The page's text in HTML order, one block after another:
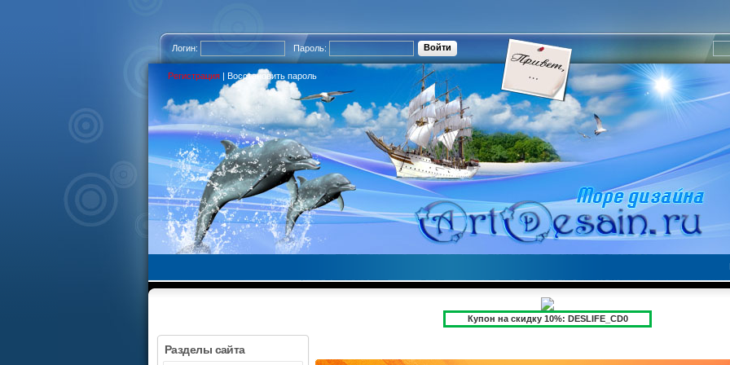
Логин: Пароль:
Регистрация | Восстановить пароль
Купон на скидку 10%: DESLIFE_CD0
Разделы сайта